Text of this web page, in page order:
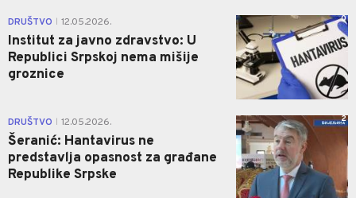
DRUŠTVO 12.05.2026.
Institut za javno zdravstvo: U
Republici Srpskoj nema mišije
groznice
0
DRUŠTVO 12.05.2026.
Šeranić: Hantavirus ne
predstavlja opasnost za građane
Republike Srpske
2